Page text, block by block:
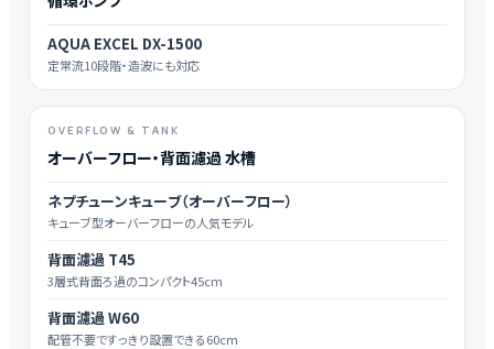
AQUA EXCEL DX-1500
定常流10段階・造波にも対応
OVERFLOW & TANK
オーバーフロー・背面濾過 水槽
ネプチューンキューブ（オーバーフロー）
キューブ型オーバーフローの人気モデル
背面濾過 T45
3層式背面ろ過のコンパクト45cm
背面濾過 W60
配管不要ですっきり設置できる60cm